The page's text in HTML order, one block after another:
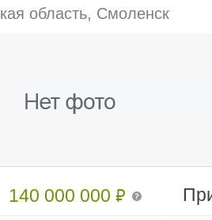
область, Смоленск
140 000 000₽